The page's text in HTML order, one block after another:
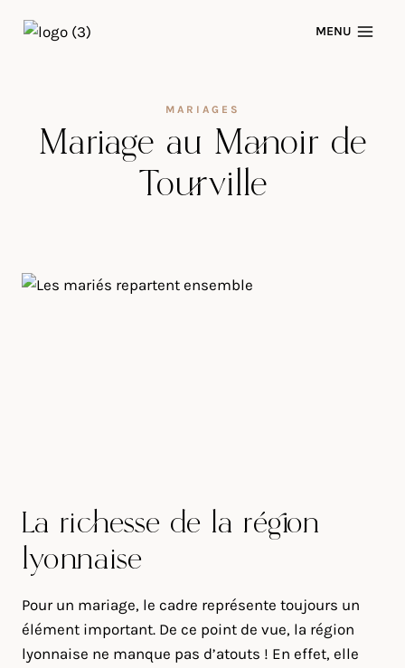
MENU
MARIAGES
Mariage au Manoir de
Tourville
La richesse de la région
lyonnaise
Pour un mariage, le cadre représente toujours un
élément important. De ce point de vue, la région
lyonnaise ne manque pas d’atouts ! En effet, elle